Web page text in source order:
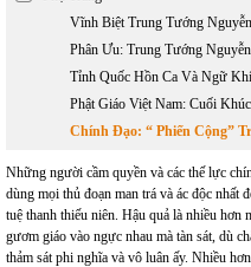
Vĩnh Biệt Trung Tướng
Phân Ưu: Trung Tướng
Tỉnh Quốc Hồn Ca Và Ngữ
Phật Giáo Việt Nam: Cuối
Chính Đạo: “ Phiến Cộng”
Những người cầm quyền và các thế lực
dùng mọi thủ đoạn man trá và ác độc nhất
tuệ thanh thiếu niên. Hậu quả là nhiều
gươm giáo vào ngực nhau mà tàn sát, dù
thảm sát phi nghĩa và vô luân ấy. Nhiều